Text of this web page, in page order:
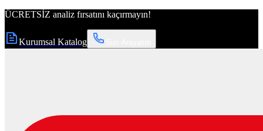
ÜCRETSİZ analiz fırsatını kaçırmayın!
Kurumsal Katalog